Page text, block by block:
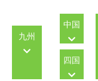
中国
四国
九州